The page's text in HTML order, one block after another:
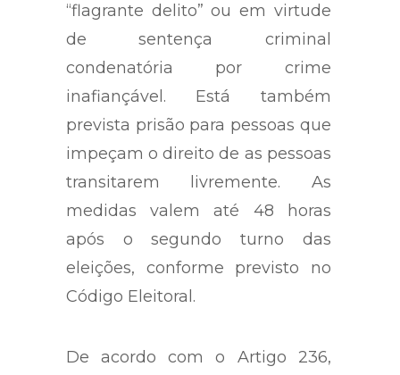
“flagrante delito” ou em virtude
de sentença criminal
condenatória por crime
inafiançável. Está também
prevista prisão para pessoas que
impeçam o direito de as pessoas
transitarem livremente. As
medidas valem até 48 horas
após o segundo turno das
eleições, conforme previsto no
Código Eleitoral.
De acordo com o Artigo 236,